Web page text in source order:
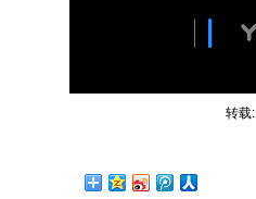
转载: